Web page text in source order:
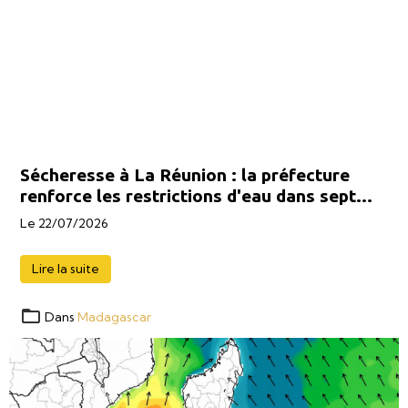
Sécheresse à La Réunion : la préfecture
renforce les restrictions d'eau dans sept
communes
Le 22/07/2026
Lire la suite
Dans Madagascar